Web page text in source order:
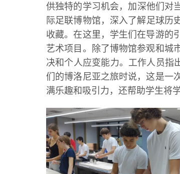
供独特的学习机会，加深他们对
际足联博物馆，深入了解足球历
收藏。在这里，学生们在导游的
艺术项目。除了博物馆参观和城
决和个人应变能力。工作人员指
们的博洛尼亚之旅时说，这是一
满乐趣和吸引力，还帮助学生将